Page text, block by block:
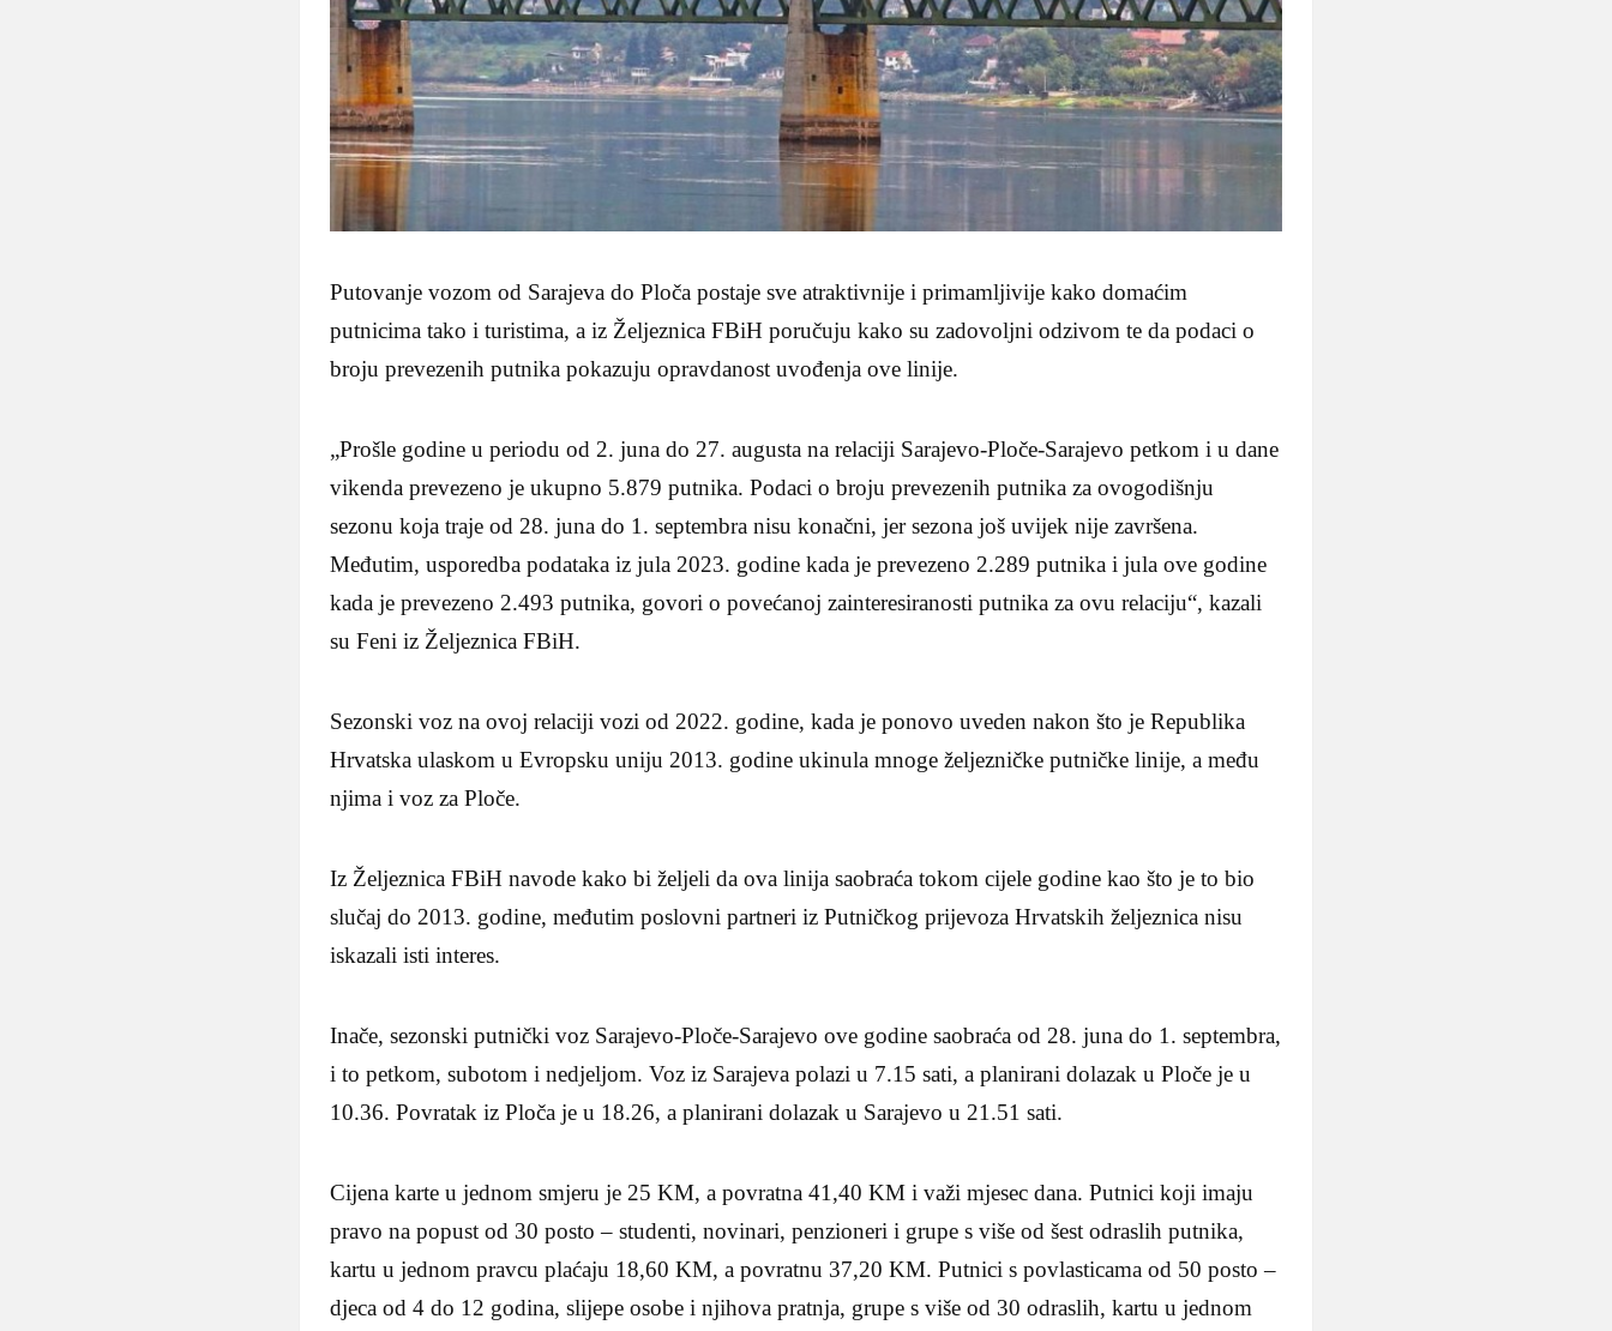
Putovanje vozom od Sarajeva do Ploča postaje sve atraktivnije i primamljivije kako domaćim
putnicima tako i turistima, a iz Željeznica FBiH poručuju kako su zadovoljni odzivom te da podaci o
broju prevezenih putnika pokazuju opravdanost uvođenja ove linije.
„Prošle godine u periodu od 2. juna do 27. augusta na relaciji Sarajevo-Ploče-Sarajevo petkom i u dane
vikenda prevezeno je ukupno 5.879 putnika. Podaci o broju prevezenih putnika za ovogodišnju
sezonu koja traje od 28. juna do 1. septembra nisu konačni, jer sezona još uvijek nije završena.
Međutim, usporedba podataka iz jula 2023. godine kada je prevezeno 2.289 putnika i jula ove godine
kada je prevezeno 2.493 putnika, govori o povećanoj zainteresiranosti putnika za ovu relaciju“, kazali
su Feni iz Željeznica FBiH.
Sezonski voz na ovoj relaciji vozi od 2022. godine, kada je ponovo uveden nakon što je Republika
Hrvatska ulaskom u Evropsku uniju 2013. godine ukinula mnoge željezničke putničke linije, a među
njima i voz za Ploče.
Iz Željeznica FBiH navode kako bi željeli da ova linija saobraća tokom cijele godine kao što je to bio
slučaj do 2013. godine, međutim poslovni partneri iz Putničkog prijevoza Hrvatskih željeznica nisu
iskazali isti interes.
Inače, sezonski putnički voz Sarajevo-Ploče-Sarajevo ove godine saobraća od 28. juna do 1. septembra,
i to petkom, subotom i nedjeljom. Voz iz Sarajeva polazi u 7.15 sati, a planirani dolazak u Ploče je u
10.36. Povratak iz Ploča je u 18.26, a planirani dolazak u Sarajevo u 21.51 sati.
Cijena karte u jednom smjeru je 25 KM, a povratna 41,40 KM i važi mjesec dana. Putnici koji imaju
pravo na popust od 30 posto – studenti, novinari, penzioneri i grupe s više od šest odraslih putnika,
kartu u jednom pravcu plaćaju 18,60 KM, a povratnu 37,20 KM. Putnici s povlasticama od 50 posto –
djeca od 4 do 12 godina, slijepe osobe i njihova pratnja, grupe s više od 30 odraslih, kartu u jednom